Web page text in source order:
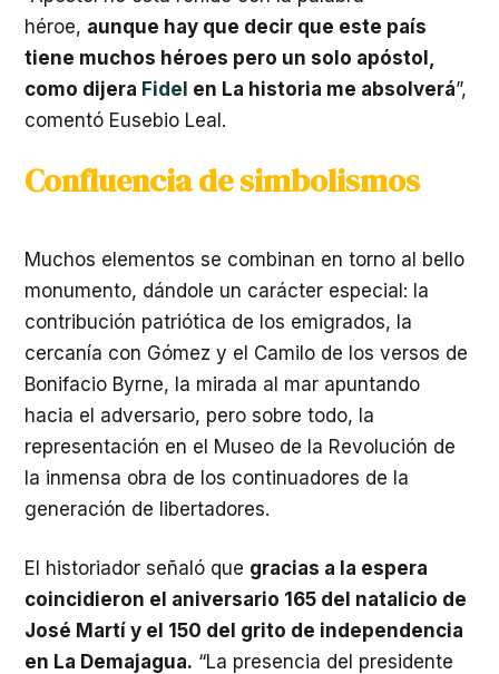
héroe, aunque hay que decir que este país
tiene muchos héroes pero un solo apóstol,
como dijera Fidel en La historia me absolverá”,
comentó Eusebio Leal.
Confluencia de simbolismos
Muchos elementos se combinan en torno al bello
monumento, dándole un carácter especial: la
contribución patriótica de los emigrados, la
cercanía con Gómez y el Camilo de los versos de
Bonifacio Byrne, la mirada al mar apuntando
hacia el adversario, pero sobre todo, la
representación en el Museo de la Revolución de
la inmensa obra de los continuadores de la
generación de libertadores.
El historiador señaló que gracias a la espera
coincidieron el aniversario 165 del natalicio de
José Martí y el 150 del grito de independencia
en La Demajagua. “La presencia del presidente